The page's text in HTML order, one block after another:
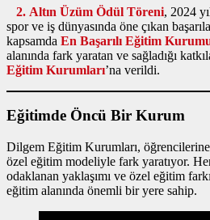
2. Altın Üzüm Ödül Töreni, 2024
spor ve iş dünyasında öne çıkan
kapsamda En Başarılı Eğitim
alanında fark yaratan ve sağladığı
Eğitim Kurumları’na verildi.
Eğitimde Öncü Bir Kurum
Dilgem Eğitim Kurumları,
özel eğitim modeliyle fark yaratıyor.
odaklanan yaklaşımı ve özel eğitim
eğitim alanında önemli bir yere sahip.